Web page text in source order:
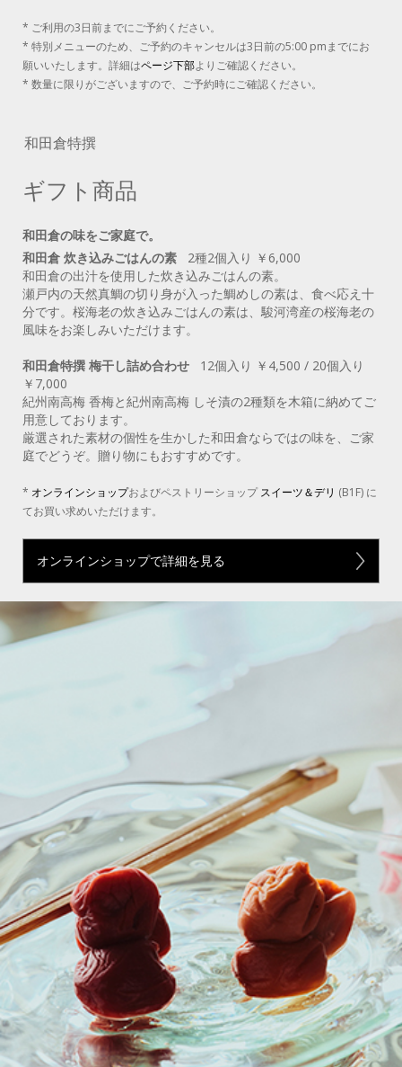
* ご利用の3日前までにご予約ください。
* 特別メニューのため、ご予約のキャンセルは3日前の5:00 pmまでにお
願いいたします。詳細はページ下部よりご確認ください。
* 数量に限りがございますので、ご予約時にご確認ください。
和田倉特撰
ギフト商品
和田倉の味をご家庭で。
和田倉 炊き込みごはんの素 2種2個入り ￥6,000
和田倉の出汁を使用した炊き込みごはんの素。
瀬戸内の天然真鯛の切り身が入った鯛めしの素は、食べ応え十
分です。桜海老の炊き込みごはんの素は、駿河湾産の桜海老の
風味をお楽しみいただけます。
和田倉特撰 梅干し詰め合わせ 12個入り ￥4,500 / 20個入り
￥7,000
紀州南高梅 香梅と紀州南高梅 しそ漬の2種類を木箱に納めてご
用意しております。
厳選された素材の個性を生かした和田倉ならではの味を、ご家
庭でどうぞ。贈り物にもおすすめです。
* オンラインショップおよびペストリーショップスイーツ＆デリ (B1F) に
てお買い求めいただけます。
オンラインショップで詳細を見る